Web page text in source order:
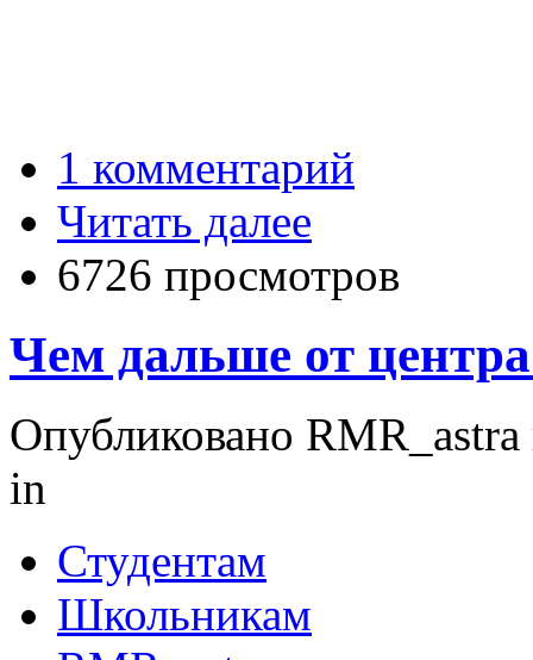
1 комментарий
Читать далее
6726 просмотров
Чем дальше от
Опубликовано
in
Студентам
Школьникам